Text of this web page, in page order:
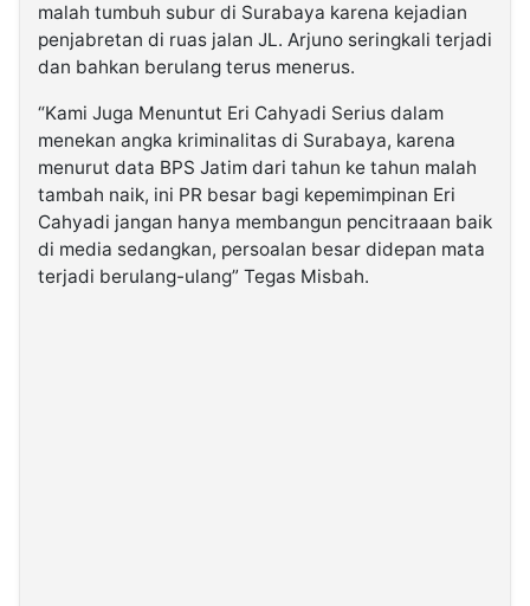
malah tumbuh subur di Surabaya karena kejadian
penjabretan di ruas jalan JL. Arjuno seringkali terjadi
dan bahkan berulang terus menerus.
“Kami Juga Menuntut Eri Cahyadi Serius dalam
menekan angka kriminalitas di Surabaya, karena
menurut data BPS Jatim dari tahun ke tahun malah
tambah naik, ini PR besar bagi kepemimpinan Eri
Cahyadi jangan hanya membangun pencitraaan baik
di media sedangkan, persoalan besar didepan mata
terjadi berulang-ulang” Tegas Misbah.